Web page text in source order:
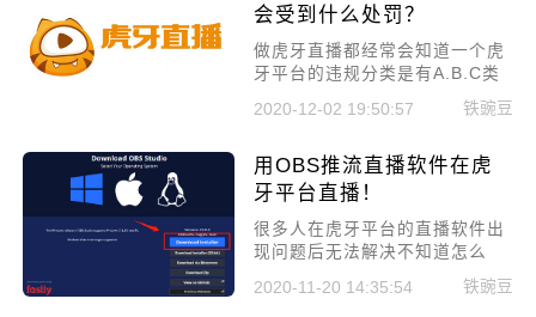
会受到什么处罚？
做虎牙直播都经常会知道一个虎
牙平台的违规分类是有A.B.C类
的违规，但是很多新手主播对于
这些虎牙直播违规的条例不是很
会有什么处罚也不清楚，今天小
编就来给大家讲讲在虎牙主播触
罚。
2020-12-02 19:50:57 铁豌豆
用OBS推流直播软件在虎
牙平台直播！
很多人在虎牙平台的直播软件出
现问题后无法解决不知道怎么
办，今儿给大家带来一个解决方
法用OBS推流直播软件在虎牙平
2020-11-20 14:35:54 铁豌豆